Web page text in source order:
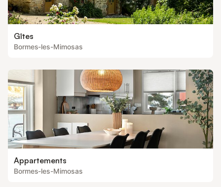
Gîtes
Bormes-les-Mimosas
Appartements
Bormes-les-Mimosas